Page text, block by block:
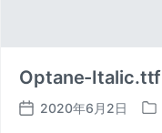
Optane-Italic.ttf
发
2020年6月2日
发